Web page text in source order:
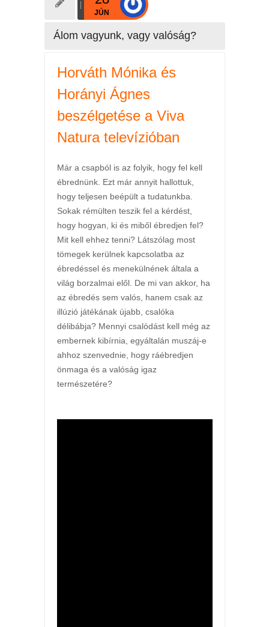
JÚN
Álom vagyunk, vagy valóság?
Horváth Mónika és
Horányi Ágnes
beszélgetése a Viva
Natura televízióban
Már a csapból is az folyik, hogy fel kell
ébrednünk. Ezt már annyit hallottuk,
hogy teljesen beépült a tudatunkba.
Sokak rémülten teszik fel a kérdést,
hogy hogyan, ki és miből ébredjen fel?
Mit kell ehhez tenni? Látszólag most
tömegek kerülnek kapcsolatba az
ébredéssel és menekülnének általa a
világ borzalmai elől. De mi van akkor, ha
az ébredés sem valós, hanem csak az
illúzió játékának újabb, csalóka
délibábja? Mennyi csalódást kell még az
embernek kibírnia, egyáltalán muszáj-e
ahhoz szenvednie, hogy ráébredjen
önmaga és a valóság igaz
természetére?